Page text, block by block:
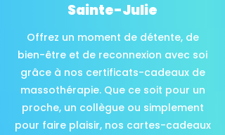
Sainte-Julie
Offrez un moment de détente, de
bien-être et de reconnexion avec soi
grâce à nos certificats-cadeaux de
massothérapie. Que ce soit pour un
proche, un collègue ou simplement
pour faire plaisir, nos cartes-cadeaux